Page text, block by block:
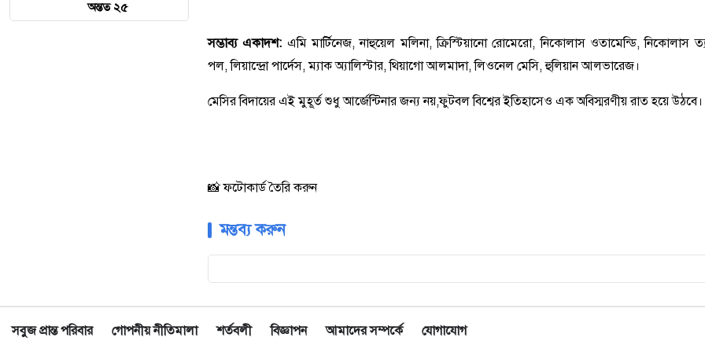
অন্তত ২৫
সম্ভাব্য একাদশ: এমি মার্টিনেজ, নাহুয়েল মলিনা, ক্রিস্টিয়ানো রোমেরো, নিকোলাস ওতামেন্ডি, নিকোলাস
পল, লিয়ান্দ্রো পার্দেস, ম্যাক অ্যালিস্টার, থিয়াগো আলমাদা, লিওনেল মেসি, হুলিয়ান আলভারেজ।
মেসির বিদায়ের এই মুহূর্ত শুধু আর্জেন্টিনার জন্য নয়,ফুটবল বিশ্বের ইতিহাসেও এক অবিস্মরণীয় রাত হয়ে উঠবে।
📸 ফটোকার্ড তৈরি করুন
মন্তব্য করুন
সবুজ প্রান্ত পরিবার গোপনীয় নীতিমালা শর্তবলী বিজ্ঞাপন আমাদের সম্পর্কে যোগাযোগ